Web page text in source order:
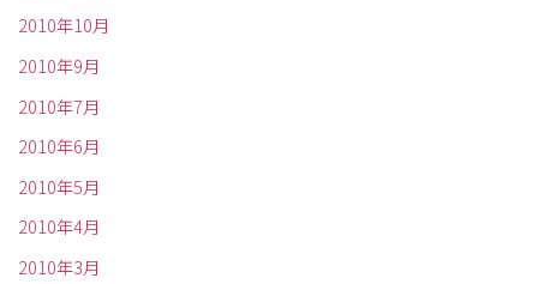
2010年10月
2010年9月
2010年7月
2010年6月
2010年5月
2010年4月
2010年3月